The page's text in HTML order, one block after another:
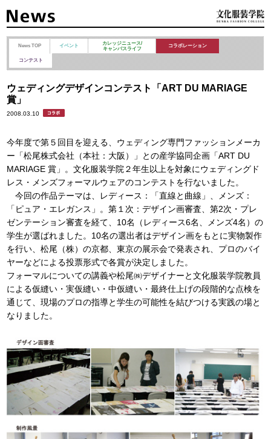
News TOP イベント
カレッジニュース/
キャンパスライフ
コラボレーション
コンテスト
ウェディングデザインコンテスト「ART DU MARIAGE
賞」
2008.03.10
今年度で第５回目を迎える、ウェディング専門ファッションメーカ
ー「松尾株式会社（本社：大阪）」との産学協同企画「ART DU
MARIAGE 賞」。文化服装学院２年生以上を対象にウェディングド
レス・メンズフォーマルウェアのコンテストを行ないました。
今回の作品テーマは、レディース：「直線と曲線」、メンズ：
「ピュア・エレガンス」。第１次：デザイン画審査、第2次・プレ
ゼンテーション審査を経て、10名（レディース6名、メンズ4名）の
学生が選ばれました。10名の選出者はデザイン画をもとに実物製作
を行い、松尾（株）の京都、東京の展示会で発表され、プロのバイ
ヤーなどによる投票形式で各賞が決定しました。
フォーマルについての講義や松尾㈱デザイナーと文化服装学院教員
による仮縫い・実仮縫い・中仮縫い・最終仕上げの段階的な点検を
通じて、現場のプロの指導と学生の可能性を結びつける実践の場と
なりました。